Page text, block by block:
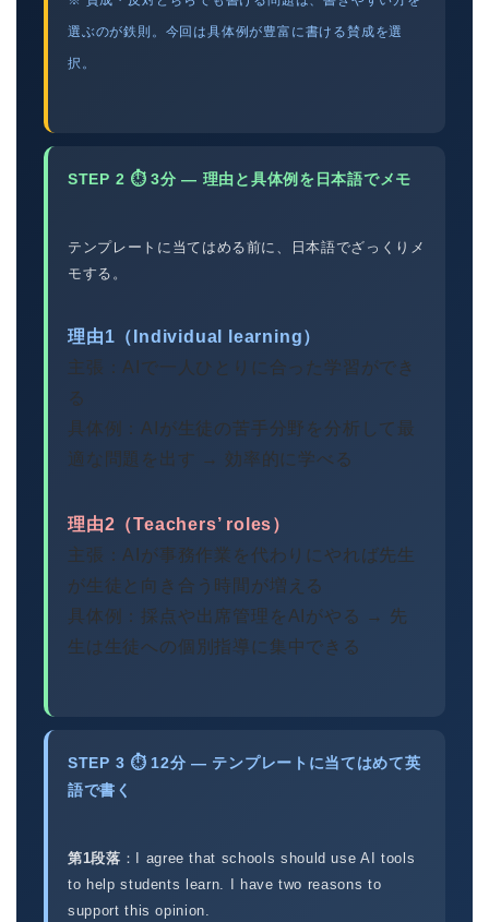
選ぶのが鉄則。今回は具体例が豊富に書ける賛成を選
択。
STEP 2 ⏱ 3分 — 理由と具体例を日本語でメモ
テンプレートに当てはめる前に、日本語でざっくりメ
モする。
理由1（Individual learning）
主張：AIで一人ひとりに合った学習ができ
る
具体例：AIが生徒の苦手分野を分析して最
適な問題を出す → 効率的に学べる
理由2（Teachers’ roles）
主張：AIが事務作業を代わりにやれば先生
が生徒と向き合う時間が増える
具体例：採点や出席管理をAIがやる → 先
生は生徒への個別指導に集中できる
STEP 3 ⏱ 12分 — テンプレートに当てはめて英
語で書く
第1段落 ：I agree that schools should use AI tools
to help students learn. I have two reasons to
support this opinion.